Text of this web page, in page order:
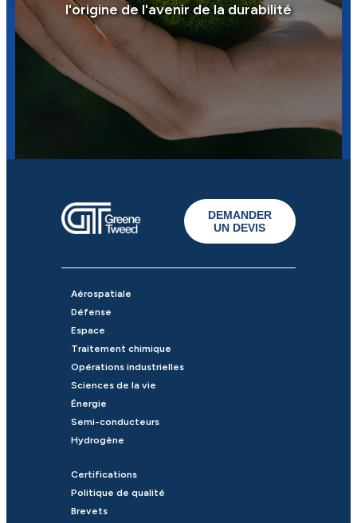
l'origine de l'avenir de la durabilité
DEMANDER
UN DEVIS
Aérospatiale
Défense
Espace
Traitement chimique
Opérations industrielles
Sciences de la vie
Énergie
Semi-conducteurs
Hydrogène
Certifications
Politique de qualité
Brevets